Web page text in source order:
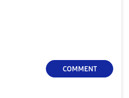
COMMENT